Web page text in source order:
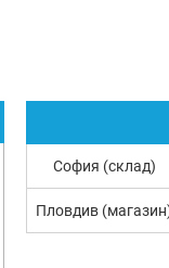
София (склад)
Пловдив